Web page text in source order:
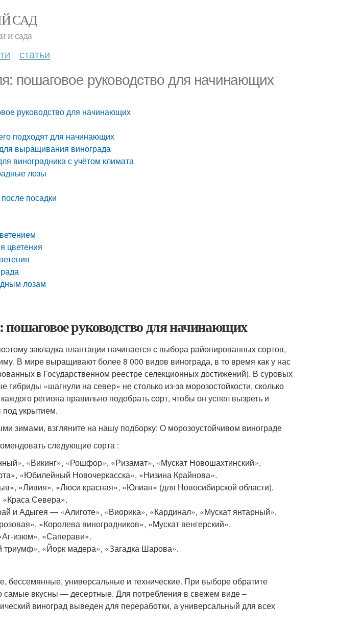
САД
и сада
статьи
пошаговое руководство для начинающих
руководство для начинающих
подходят для начинающих
выращивания винограда
виноградника с учётом климата
лозы
посадки
цветения
лозам
руководство для начинающих
закладка плантации начинается с выбора районированных сортов,
В мире выращивают более 8 000 видов винограда, в то время как у нас
в Государственном реестре селекционных достижений). В суровых
«шагнули на север» не столько из-за морозостойкости, сколько
региона правильно подобрать сорт, чтобы он успел вызреть и
укрытием.
зимами, взгляните на нашу подборку: О морозоустойчивом винограде
следующие сорта :
«Викинг», «Рошфор», «Ризамат», «Мускат Новошахтинский».
«Юбилейный Новочеркасска», «Низина Крайнова».
«Ливия», «Люси красная», «Юлиан» (для Новосибирской области).
Севера».
и Адыгея — «Алиготе», «Виорика», «Кардинал», «Мускат янтарный».
«Королева виноградников», «Мускат венгерский».
изюм», «Саперави».
«Йорк мадера», «Загадка Шарова».
бессемянные, универсальные и технические. При выборе обратите
самые вкусны — десертные. Для потребления в свежем виде –
виноград выведен для переработки, а универсальный для всех